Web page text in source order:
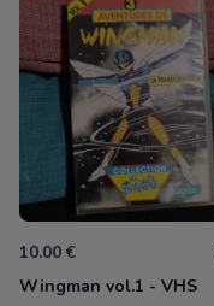
10.00 €
Wingman vol.1 - VHS